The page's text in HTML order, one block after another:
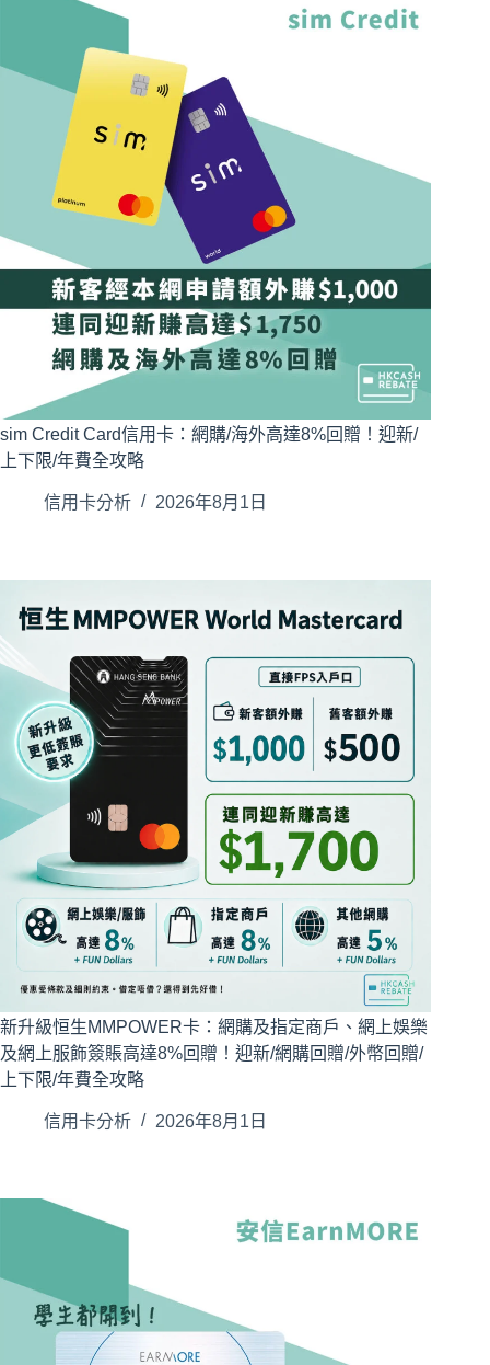
sim Credit Card信用卡：網購/海外高達8%回贈！迎新/
上下限/年費全攻略
信用卡分析 2026年8月1日
新升級恒生MMPOWER卡：網購及指定商戶、網上娛樂
及網上服飾簽賬高達8%回贈！迎新/網購回贈/外幣回贈/
上下限/年費全攻略
信用卡分析 2026年8月1日